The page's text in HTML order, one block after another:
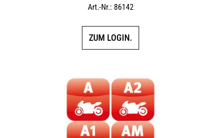
Art.-Nr.: 86142
ZUM LOGIN.